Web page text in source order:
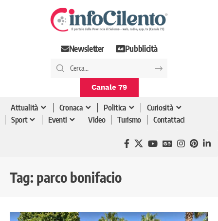
Newsletter Pubblicità
Canale 79
Attualità Cronaca Politica
Curiosità
Sport
Eventi Video Turismo Contattaci
Tag: parco bonifacio